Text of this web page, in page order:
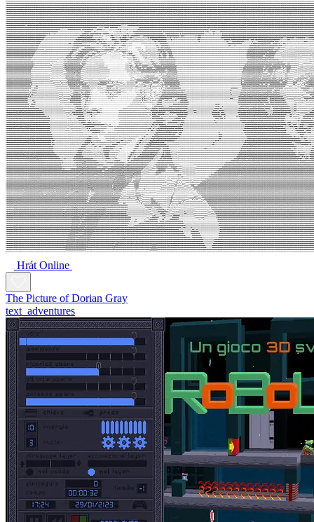
Hrát Online
The Picture of Dorian Gray
text_adventures